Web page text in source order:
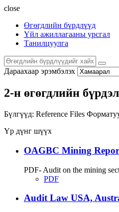
close
Өгөгдлийн бүрдлүүд
Үйл ажиллагааны урсгал
Танилцуулга
Дараахаар эрэмбэлэх
2-н өгөгдлийн
Бүлгүүд: Reference Files
Үр дүнг шүүх
OAGBC Mining
PDF- Audit on the mining
PDF
Audit Law USA,